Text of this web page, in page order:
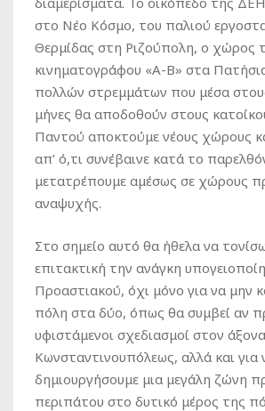
στο Νέο Κόσμο, του παλιού
Θερμίδας στη Ριζούπολη, ο χώρος
κινηματογράφου «Α-Β» στα
πολλών στρεμμάτων που μέσα
μήνες θα αποδοθούν στους
Παντού αποκτούμε νέους χώρους
απ’ ό,τι συνέβαινε κατά το
μετατρέπουμε αμέσως σε χώρους
αναψυχής.
Στο σημείο αυτό θα ήθελα να
επιτακτική την ανάγκη
Προαστιακού, όχι μόνο για να μην
πόλη στα δύο, όπως θα συμβεί αν
υφιστάμενοι σχεδιασμοί στον
Κωνσταντινουπόλεως, αλλά και για
δημιουργήσουμε μια μεγάλη ζώνη
περιπάτου στο δυτικό μέρος της